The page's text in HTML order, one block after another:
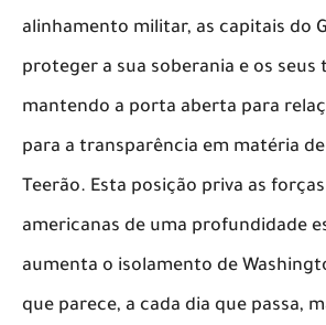
alinhamento militar, as capitais do
proteger a sua soberania e os
mantendo a porta aberta para
para a transparência em matéria
Teerão. Esta posição priva as
americanas de uma profundidade
aumenta o isolamento de
que parece, a cada dia que passa,